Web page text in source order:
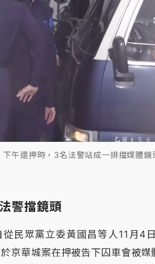
午還押時，3名法警站成一排擋媒體鏡
警擋鏡頭
民眾黨立委黃國昌等人11月4
京華城案在押被告下囚車會被